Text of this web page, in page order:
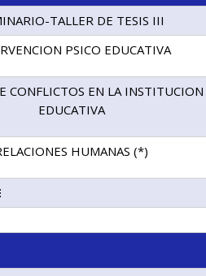
TALLER DE TESIS III
PSICO EDUCATIVA
CONFLICTOS EN LA INSTITUCION
EDUCATIVA
HUMANAS (*)